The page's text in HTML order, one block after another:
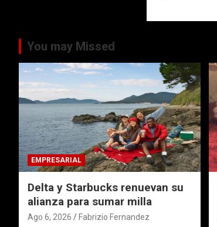
You may Missed
EMPRESARIAL
Delta y Starbucks renuevan su
alianza para sumar milla
Ago 6, 2026 Fabrizio Fernandez